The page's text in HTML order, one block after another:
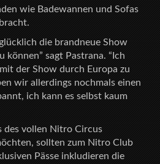
wie Badewannen und Sofas
die brandneue Show
können” sagt Pastrana. “Ich
der Show durch Europa zu
wir allerdings nochmals einen
ich kann es selbst kaum
des vollen Nitro Circus
sollten zum Nitro Club
Pässe inkludieren die